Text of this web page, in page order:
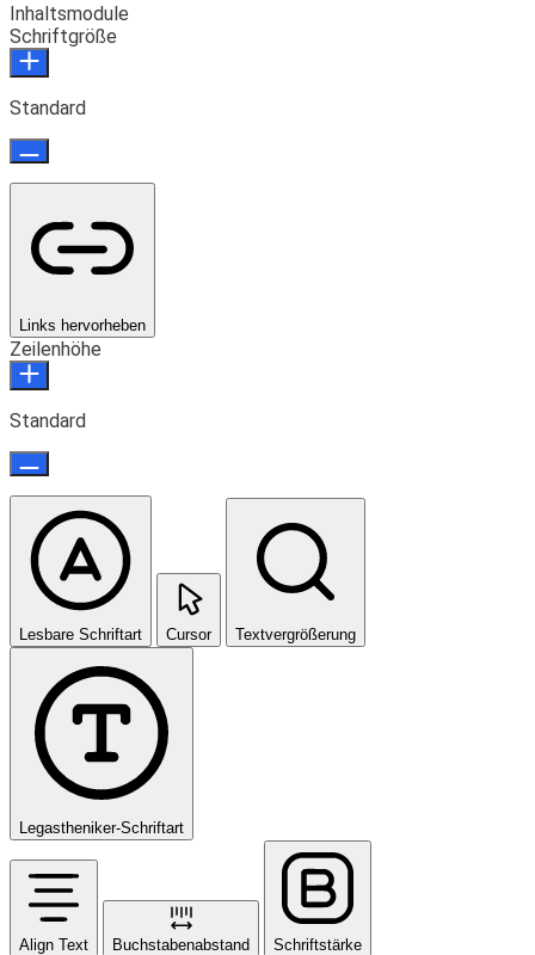
Inhaltsmodule
Schriftgröße
Standard
Links hervorheben
Zeilenhöhe
Standard
Lesbare Schriftart Cursor Textvergrößerung
Legastheniker-Schriftart
Align Text Buchstabenabstand Schriftstärke